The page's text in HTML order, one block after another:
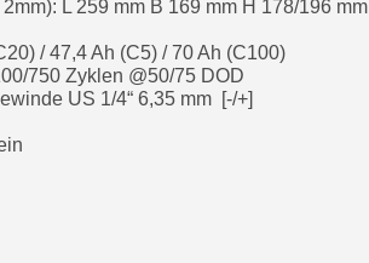
L 259 mm B 169 mm H 178/196 mm
/ 47,4 Ah (C5) / 70 Ah (C100)
750 Zyklen @50/75 DOD
US 1/4“ 6,35 mm [-/+]